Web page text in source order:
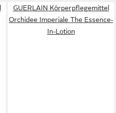
GUERLAIN Körperpflegemittel
Orchidee Imperiale The Essence-
In-Lotion